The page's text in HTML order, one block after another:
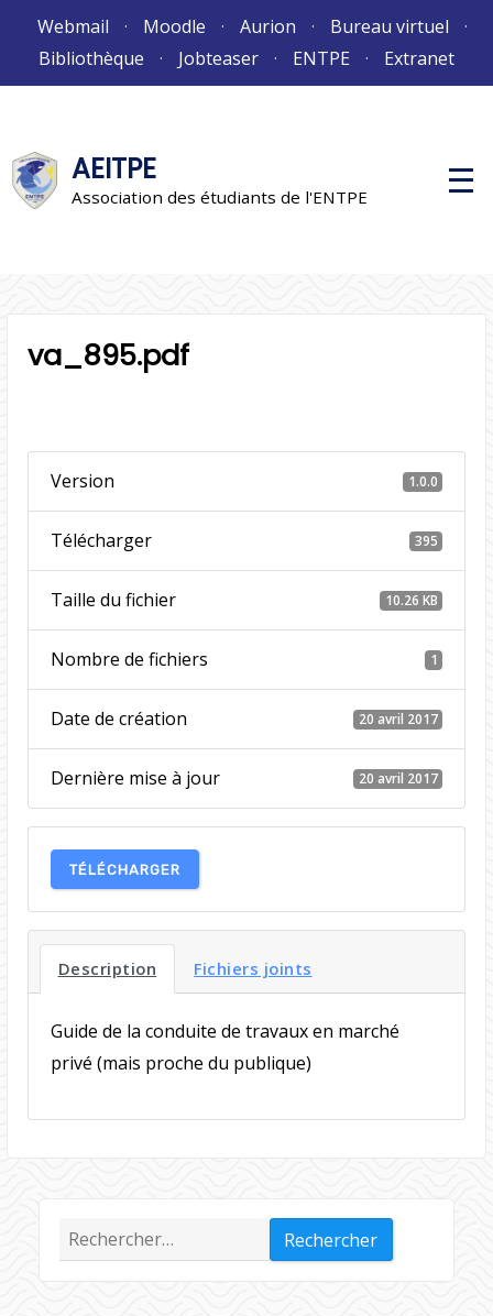
Webmail Moodle Aurion
Bureau virtuel
Bibliothèque
Jobteaser ENTPE Extranet
AEITPE
Association des étudiants de l'ENTPE
M
e
va_895.pdf
Version 1.0.0
Télécharger 395
Taille du fichier 10.26 KB
Nombre de fichiers 1
Date de création 20 avril 2017
Dernière mise à jour 20 avril 2017
TÉLÉCHARGER
Description Fichiers joints
Guide de la conduite de travaux en marché
privé (mais proche du publique)
Rechercher :